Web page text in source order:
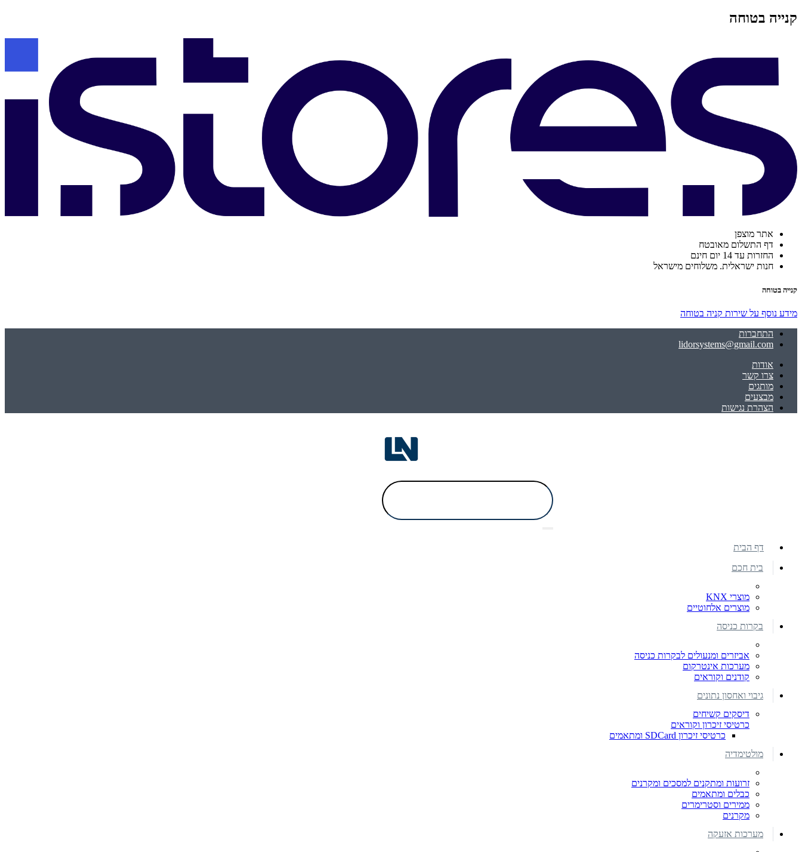
קנייה בטוחה
אתר מוצפן
דף התשלום מאובטח
החזרות עד 14 יום חינם
חנות ישראלית. משלוחים מישראל
קנייה בטוחה
מידע נוסף על שירות קניה בטוחה
התחברות
lidorsystems@gmail.com
אודות
צרו קשר
מותגים
מבצעים
הצהרת נגישות
דף הבית
בית חכם
מוצרי KNX
מוצרים אלחוטיים
בקרות כניסה
אביזרים ומנעולים לבקרות כניסה
מערכות אינטרקום
קודנים וקוראים
גיבוי ואחסון נתונים
דיסקים קשיחים
כרטיסי זיכרון וקוראים
כרטיסי זיכרון SDCard ומתאמים
מולטימדיה
זרועות ומתקנים למסכים ומקרנים
כבלים ומתאמים
ממירים וסטרימרים
מקרנים
מערכות אזעקה